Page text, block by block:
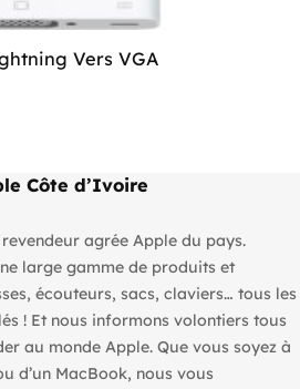
Vers VGA
Côte d’Ivoire
agrée Apple du pays.
large gamme de produits et
écouteurs, sacs, claviers… tous les
! Et nous informons volontiers tous
au monde Apple. Que vous soyez à
d’un MacBook, nous vous